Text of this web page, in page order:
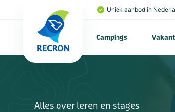
Uniek aanbod in
Campings
Alles over leren en stages